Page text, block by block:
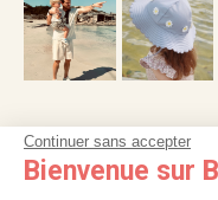
Continuer sans accepter
Bienvenue sur
NOS SERVICES